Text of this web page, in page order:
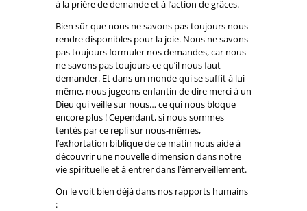
à la prière de demande et à l’action de grâces.
Bien sûr que nous ne savons pas toujours nous
rendre disponibles pour la joie. Nous ne savons
pas toujours formuler nos demandes, car nous
ne savons pas toujours ce qu’il nous faut
demander. Et dans un monde qui se suffit à lui-
même, nous jugeons enfantin de dire merci à un
Dieu qui veille sur nous… ce qui nous bloque
encore plus ! Cependant, si nous sommes
tentés par ce repli sur nous-mêmes,
l’exhortation biblique de ce matin nous aide à
découvrir une nouvelle dimension dans notre
vie spirituelle et à entrer dans l’émerveillement.
On le voit bien déjà dans nos rapports humains
: